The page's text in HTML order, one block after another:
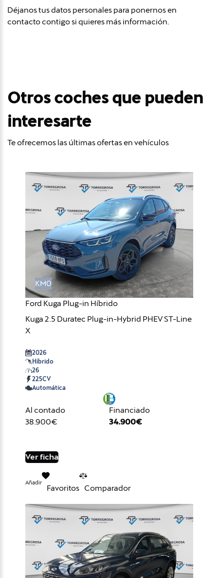
Déjanos tus datos personales para ponernos en
contacto contigo si quieres más información.
Otros coches que pueden
interesarte
Te ofrecemos las últimas ofertas en vehículos
KM0
Ford Kuga Plug-in Híbrido
Kuga 2.5 Duratec Plug-in-Hybrid PHEV ST-Line
X
2026
Híbrido
26
225CV
Automática
Al contado
38.900€
Financiado
34.900€
Ver ficha
Añadir
Favoritos Comparador